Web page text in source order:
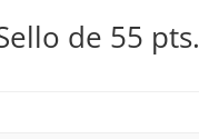
de 55 pts.